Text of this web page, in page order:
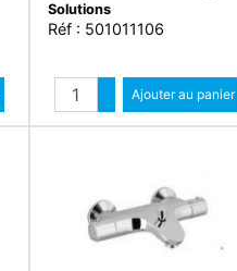
Solutions
Réf : 501011106
Quantité
Augmenter quantité
Diminuer quantité
Ajouter au panier